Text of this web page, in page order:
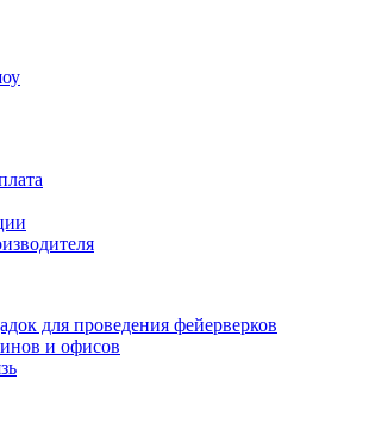
для проведения фейерверков
и офисов